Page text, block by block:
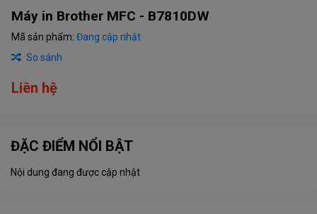
Máy in Brother MFC - B7810DW
Mã sản phẩm: Đang cập nhật
So sánh
Liên hệ
ĐẶC ĐIỂM NỔI BẬT
Nội dung đang được cập nhật